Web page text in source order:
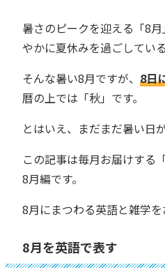
暑さのピークを迎える「8
やかに夏休みを過ごしてい
そんな暑い8月ですが、 8日
暦の上では「秋」です。
とはいえ、まだまだ暑い日
この記事は毎月お届けする
8月編です。
8月にまつわる英語と雑学を
8月を英語で表す